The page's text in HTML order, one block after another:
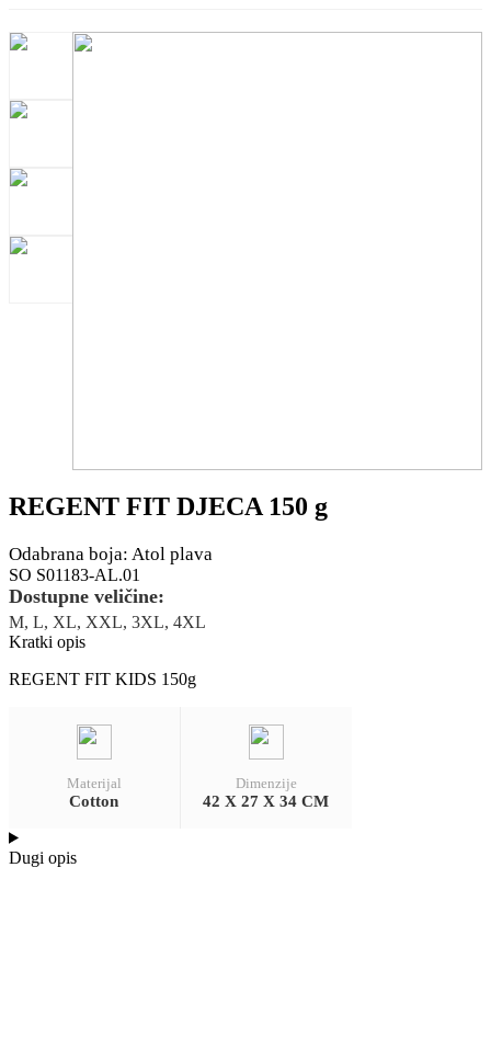
REGENT FIT DJECA 150 g
Odabrana boja: Atol plava
SO S01183-AL.01
Dostupne veličine:
M, L, XL, XXL, 3XL, 4XL
Kratki opis
REGENT FIT KIDS 150g
Materijal
Cotton
Dimenzije
42 X 27 X 34 CM
Dugi opis